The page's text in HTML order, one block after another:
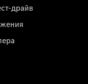
драйв